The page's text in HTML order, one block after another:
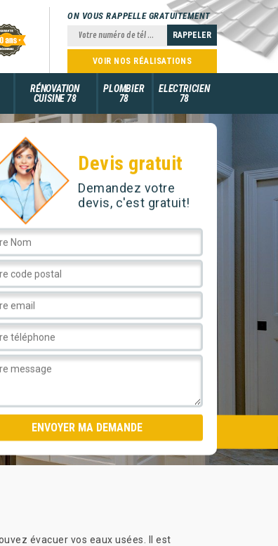
ON VOUS RAPPELLE GRATUITEMENT
VOIR NOS RÉALISATIONS
RÉNOVATION
CUISINE 78
PLOMBIER
78
ELECTRICIEN
78
Devis gratuit
Demandez votre
devis, c'est gratuit!
évacuer vos eaux usées. Il est